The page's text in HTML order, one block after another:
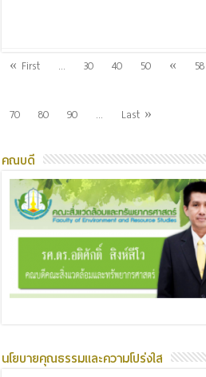
« First ... 30 40 50 « 58
70
80 90 ... Last »
คณบดี
นโยบายคุณธรรมและความโปร่งใส